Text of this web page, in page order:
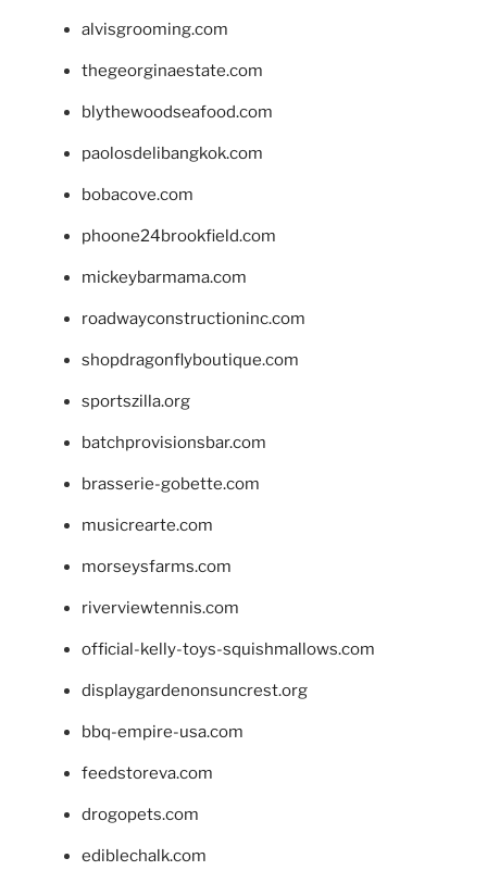
alvisgrooming.com
thegeorginaestate.com
blythewoodseafood.com
paolosdelibangkok.com
bobacove.com
phoone24brookfield.com
mickeybarmama.com
roadwayconstructioninc.com
shopdragonflyboutique.com
sportszilla.org
batchprovisionsbar.com
brasserie-gobette.com
musicrearte.com
morseysfarms.com
riverviewtennis.com
official-kelly-toys-squishmallows.com
displaygardenonsuncrest.org
bbq-empire-usa.com
feedstoreva.com
drogopets.com
ediblechalk.com